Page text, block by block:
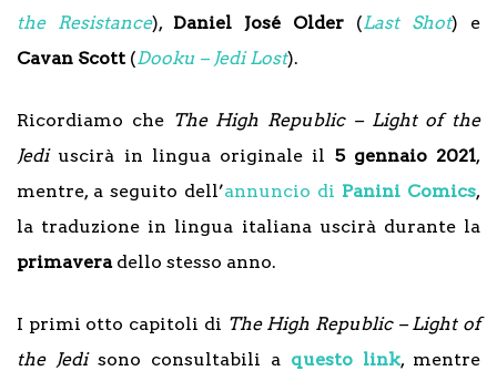
the Resistance), Daniel José Older (Last Shot) e
Cavan Scott (Dooku – Jedi Lost).
Ricordiamo che The High Republic – Light of the
Jediuscirà in lingua originale il 5 gennaio 2021,
mentre, a seguito dell’annuncio di Panini Comics,
la traduzione in lingua italiana uscirà durante la
primaveradello stesso anno.
I primi otto capitoli di The High Republic – Light of
the Jedisono consultabili a questo link, mentre